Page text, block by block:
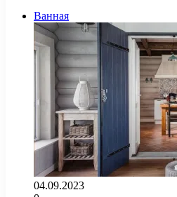
Ванная
04.09.2023